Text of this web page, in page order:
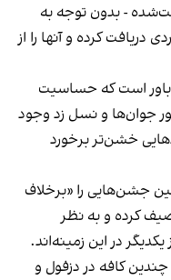
- بدون توجه به
کرده و آنها را از
باور است که حساسیت
جوان‌ها و نسل زد وجود
خشن‌تر برخورد
جشن‌هایی را «برخلاف
کرده و به نظر
در این زمینه‌اند.
کافه در دزفول و